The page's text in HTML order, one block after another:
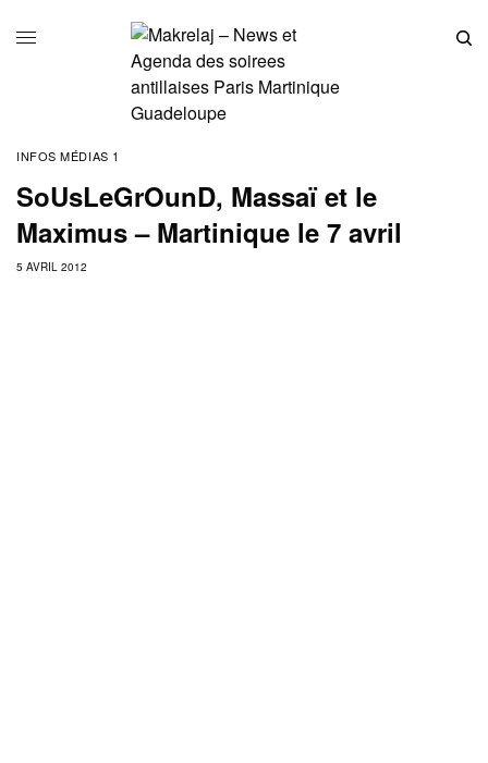
INFOS MÉDIAS 1
SoUsLeGrOunD, Massaï et le
Maximus – Martinique le 7 avril
5 AVRIL 2012